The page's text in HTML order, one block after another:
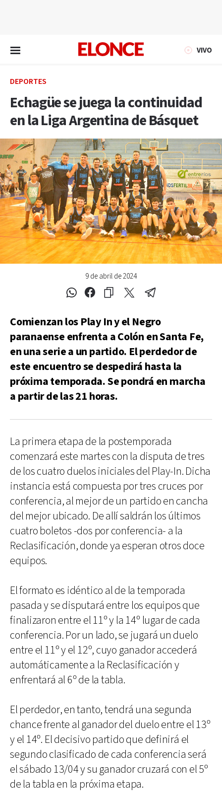
VIVO
DEPORTES
Echagüe se juega la continuidad
en la Liga Argentina de Básquet
9 de abril de 2024
Comienzan los Play In y el Negro
paranaense enfrenta a Colón en Santa Fe,
en una serie a un partido. El perdedor de
este encuentro se despedirá hasta la
próxima temporada. Se pondrá en marcha
a partir de las 21 horas.
La primera etapa de la postemporada
comenzará este martes con la disputa de tres
de los cuatro duelos iniciales del Play-In. Dicha
instancia está compuesta por tres cruces por
conferencia, al mejor de un partido en cancha
del mejor ubicado. De allí saldrán los últimos
cuatro boletos -dos por conferencia- a la
Reclasificación, donde ya esperan otros doce
equipos.
El formato es idéntico al de la temporada
pasada y se disputará entre los equipos que
finalizaron entre el 11º y la 14º lugar de cada
conferencia. Por un lado, se jugará un duelo
entre el 11º y el 12º, cuyo ganador accederá
automáticamente a la Reclasificación y
enfrentará al 6º de la tabla.
El perdedor, en tanto, tendrá una segunda
chance frente al ganador del duelo entre el 13º
y el 14º. El decisivo partido que definirá el
segundo clasificado de cada conferencia será
el sábado 13/04 y su ganador cruzará con el 5º
de la tabla en la próxima etapa.